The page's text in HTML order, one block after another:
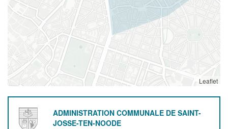
Leaflet
ADMINISTRATION COMMUNALE DE SAINT-
JOSSE-TEN-NOODE